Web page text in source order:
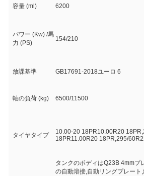
容量 (ml) 6200
パワー (Kw) /馬
力 (PS)
154/210
放課基準 GB17691-2018ユーロ 6
軸の負荷 (kg) 6500/11500
タイヤタイプ
10.00-20 18PR10.00R20
18PR11.00R20 18PR,295/
タンクのボディはQ23B 4mmプ
の自動溶接,自動リングプレート